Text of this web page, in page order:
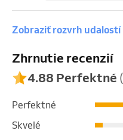
Zobraziť rozvrh udalostí
Zhrnutie recenzií
4.88 Perfektné
Perfektné
Skvelé